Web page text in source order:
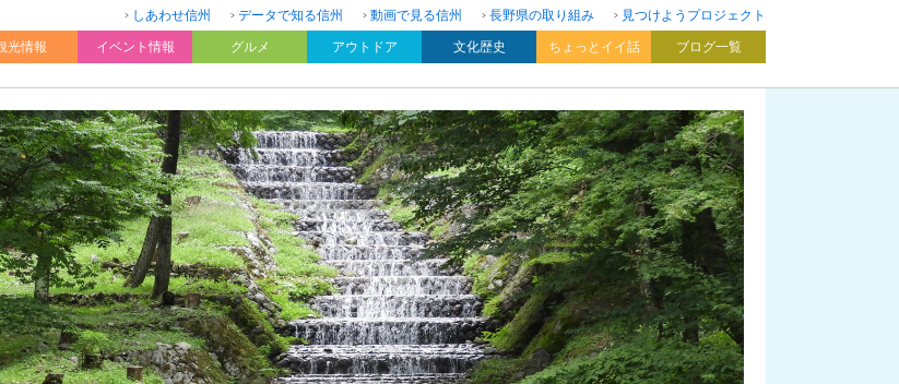
しあわせ信州 データで知る信州 動画で見る信州 長野県の取り組み
見つけようプロジェクト
光情報 イベント情報 グルメ アウトドア 文化歴史 ちょっとイイ話 ブログ一覧